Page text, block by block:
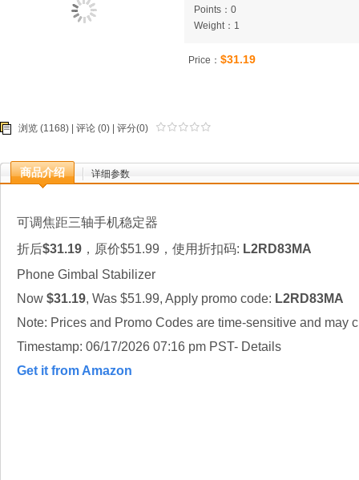
Points：0
Weight：1
Price： $31.19
浏览 (1168) | 评论 (0) | 评分(0)
商品介绍 详细参数
可调焦距三轴手机稳定器
折后$31.19 ，原价$51.99，使用折扣码: L2RD83MA
Phone Gimbal Stabilizer
Now $31.19, Was $51.99, Apply promo code: L2RD83MA
Note: Prices and Promo Codes are time-sensitive and may
Timestamp: 06/17/2026 07:16 pm PST- Details
Get it from Amazon